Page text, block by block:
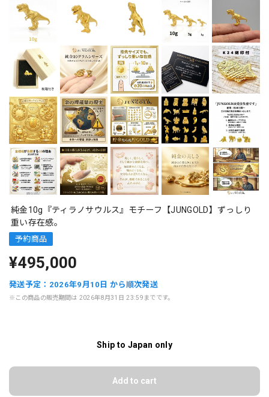
純金10g『ティラノサウルス』モチーフ【JUNGOLD】ずっしり
重い存在感。
予約商品
¥495,000
発送予定：2026年9月10日 から順次発送
※この商品の販売期間は 2026年8月31日 23:59までです。
Ship to Japan only
Add to cart